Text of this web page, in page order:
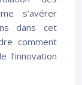
s’avérer
dans cet
comment
l’innovation